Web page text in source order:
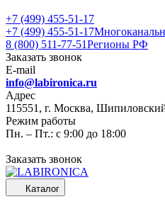
+7 (499) 455-51-17
+7 (499) 455-51-17
8 (800) 511-77-51Регионы РФ
Заказать звонок
E-mail
info@labironica.ru
Адрес
115551, г. Москва,
Режим работы
Пн. – Пт.: с 9:00 до 18:00
Заказать звонок
Каталог